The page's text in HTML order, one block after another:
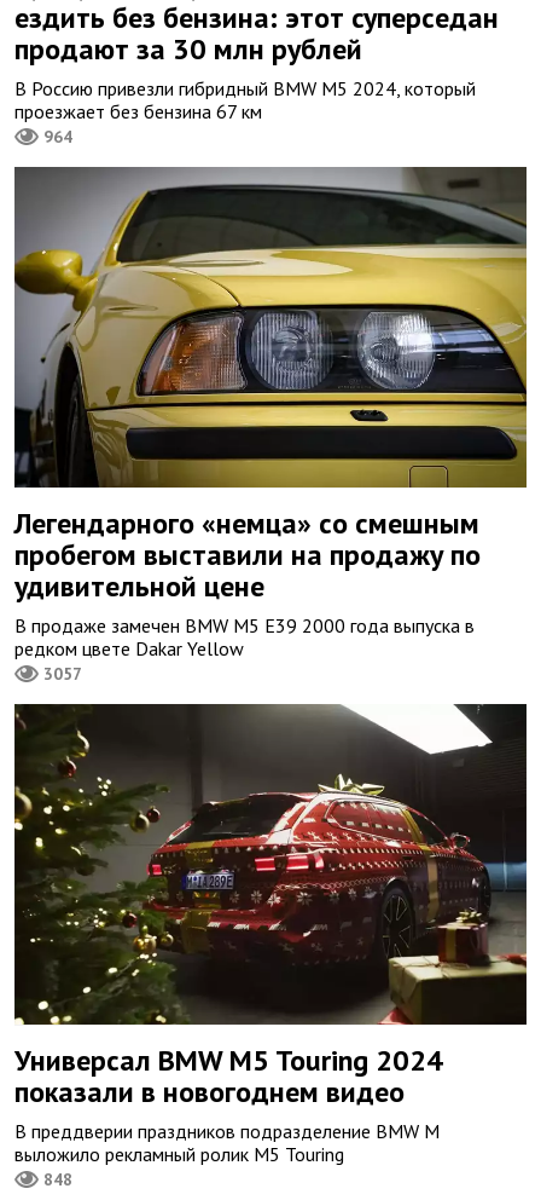
ездить без бензина: этот суперседан
продают за 30 млн рублей
В Россию привезли гибридный BMW M5 2024, который
проезжает без бензина 67 км
964
Легендарного «немца» со смешным
пробегом выставили на продажу по
удивительной цене
В продаже замечен BMW M5 E39 2000 года выпуска в
редком цвете Dakar Yellow
3057
Универсал BMW M5 Touring 2024
показали в новогоднем видео
В преддверии праздников подразделение BMW M
выложило рекламный ролик M5 Touring
848